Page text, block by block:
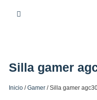
Silla gamer
Inicio /Gamer / Silla gamer